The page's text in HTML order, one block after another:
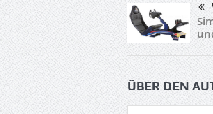
ÜBER DEN